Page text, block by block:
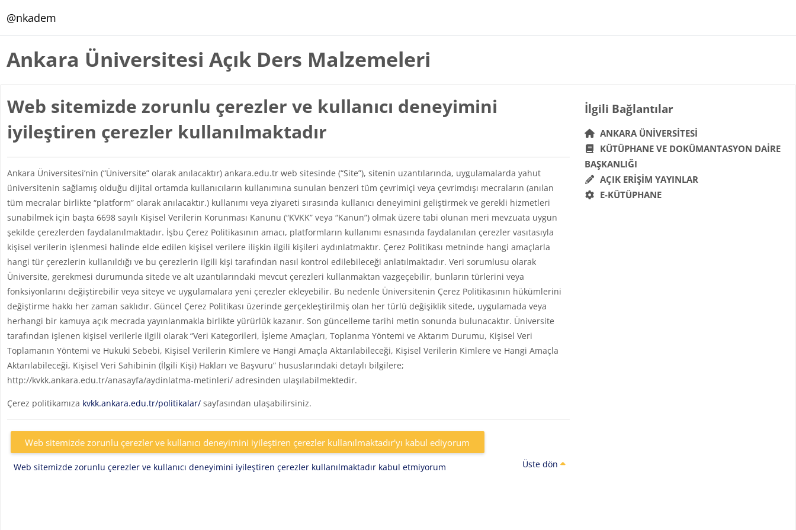
@nkadem
Ankara Üniversitesi Açık Ders Malzemeleri
Web sitemizde zorunlu çerezler ve kullanıcı deneyimini
iyileştiren çerezler kullanılmaktadır
Ankara Üniversitesi’nin (“Üniversite” olarak anılacaktır) ankara.edu.tr web sitesinde (“Site”), sitenin uzantılarında, uygulamalarda yahut
üniversitenin sağlamış olduğu dijital ortamda kullanıcıların kullanımına sunulan benzeri tüm çevrimiçi veya çevrimdışı mecraların (anılan
tüm mecralar birlikte “platform” olarak anılacaktır.) kullanımı veya ziyareti sırasında kullanıcı deneyimini geliştirmek ve gerekli hizmetleri
sunabilmek için başta 6698 sayılı Kişisel Verilerin Korunması Kanunu (“KVKK” veya “Kanun”) olmak üzere tabi olunan meri mevzuata uygun
şekilde çerezlerden faydalanılmaktadır. İşbu Çerez Politikasının amacı, platformların kullanımı esnasında faydalanılan çerezler vasıtasıyla
kişisel verilerin işlenmesi halinde elde edilen kişisel verilere ilişkin ilgili kişileri aydınlatmaktır. Çerez Politikası metninde hangi amaçlarla
hangi tür çerezlerin kullanıldığı ve bu çerezlerin ilgili kişi tarafından nasıl kontrol edilebileceği anlatılmaktadır. Veri sorumlusu olarak
Üniversite, gerekmesi durumunda sitede ve alt uzantılarındaki mevcut çerezleri kullanmaktan vazgeçebilir, bunların türlerini veya
fonksiyonlarını değiştirebilir veya siteye ve uygulamalara yeni çerezler ekleyebilir. Bu nedenle Üniversitenin Çerez Politikasının hükümlerini
değiştirme hakkı her zaman saklıdır. Güncel Çerez Politikası üzerinde gerçekleştirilmiş olan her türlü değişiklik sitede, uygulamada veya
herhangi bir kamuya açık mecrada yayınlanmakla birlikte yürürlük kazanır. Son güncelleme tarihi metin sonunda bulunacaktır. Üniversite
tarafından işlenen kişisel verilerle ilgili olarak “Veri Kategorileri, İşleme Amaçları, Toplanma Yöntemi ve Aktarım Durumu, Kişisel Veri
Toplamanın Yöntemi ve Hukuki Sebebi, Kişisel Verilerin Kimlere ve Hangi Amaçla Aktarılabileceği, Kişisel Verilerin Kimlere ve Hangi Amaçla
Aktarılabileceği, Kişisel Veri Sahibinin (İlgili Kişi) Hakları ve Başvuru” hususlarındaki detaylı bilgilere;
http://kvkk.ankara.edu.tr/anasayfa/aydinlatma-metinleri/ adresinden ulaşılabilmektedir.
Çerez politikamıza kvkk.ankara.edu.tr/politikalar/sayfasından ulaşabilirsiniz.
Web sitemizde zorunlu çerezler ve kullanıcı deneyimini iyileştiren çerezler kullanılmaktadır'yı kabul ediyorum
Web sitemizde zorunlu çerezler ve kullanıcı deneyimini iyileştiren çerezler kullanılmaktadır kabul etmiyorum Üste dön
Bloklar
İlgili Bağlantılar 'yı atla
İlgili Bağlantılar
ANKARA ÜNIVERSITESI
KÜTÜPHANE VE DOKÜMANTASYON DAIRE
BAŞKANLIĞI
AÇIK ERIŞIM YAYINLAR
E-KÜTÜPHANE